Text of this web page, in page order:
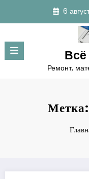
содержимому
6
Ремонт,
Метка: